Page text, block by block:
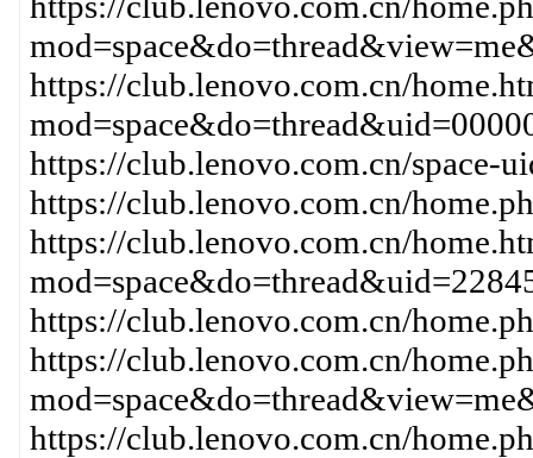
https://club.lenovo.com.cn/
https://club.lenovo.com.cn/space-
https://club.lenovo.com.cn/
https://club.lenovo.com.cn/
https://club.lenovo.com.cn/
https://club.lenovo.com.cn/
https://club.lenovo.com.cn/